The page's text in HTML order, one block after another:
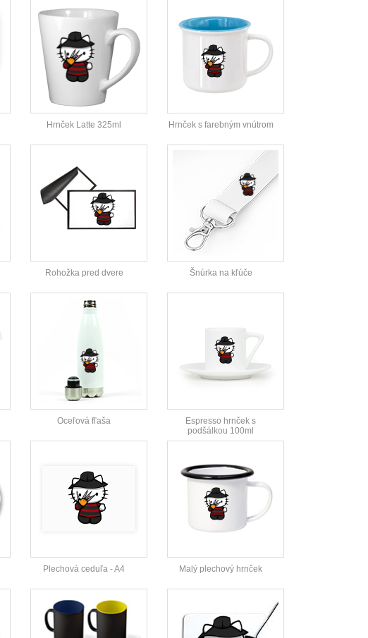
Hrnček Latte 325ml Hrnček s farebným vnútrom
Rohožka pred dvere Šnúrka na kľúče
Oceľová fľaša
Espresso hrnček s
podšálkou 100ml
Plechová ceduľa - A4 Malý plechový hrnček